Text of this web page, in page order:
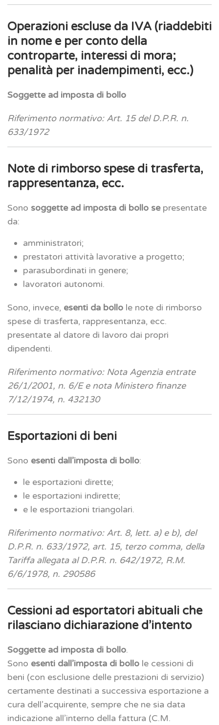
Operazioni escluse da IVA (riaddebiti
in nome e per conto della
controparte, interessi di mora;
penalità per inadempimenti, ecc.)
Soggette ad imposta di bollo
Riferimento normativo: Art. 15 del D.P.R. n.
633/1972
Note di rimborso spese di trasferta,
rappresentanza, ecc.
Sono soggette ad imposta di bollo sepresentate
da:
amministratori;
prestatori attività lavorative a progetto;
parasubordinati in genere;
lavoratori autonomi.
Sono, invece, esenti da bollo le note di rimborso
spese di trasferta, rappresentanza, ecc.
presentate al datore di lavoro dai propri
dipendenti.
Riferimento normativo: Nota Agenzia entrate
26/1/2001, n. 6/E e nota Ministero finanze
7/12/1974, n. 432130
Esportazioni di beni
Sono esenti dall’imposta di bollo:
le esportazioni dirette;
le esportazioni indirette;
e le esportazioni triangolari.
Riferimento normativo: Art. 8, lett. a) e b), del
D.P.R. n. 633/1972, art. 15, terzo comma, della
Tariffa allegata al D.P.R. n. 642/1972, R.M.
6/6/1978, n. 290586
Cessioni ad esportatori abituali che
rilasciano dichiarazione d’intento
Soggette ad imposta di bollo.
Sono esenti dall’imposta di bollo le cessioni di
beni (con esclusione delle prestazioni di servizio)
certamente destinati a successiva esportazione a
cura dell’acquirente, sempre che ne sia data
indicazione all’interno della fattura (C.M.